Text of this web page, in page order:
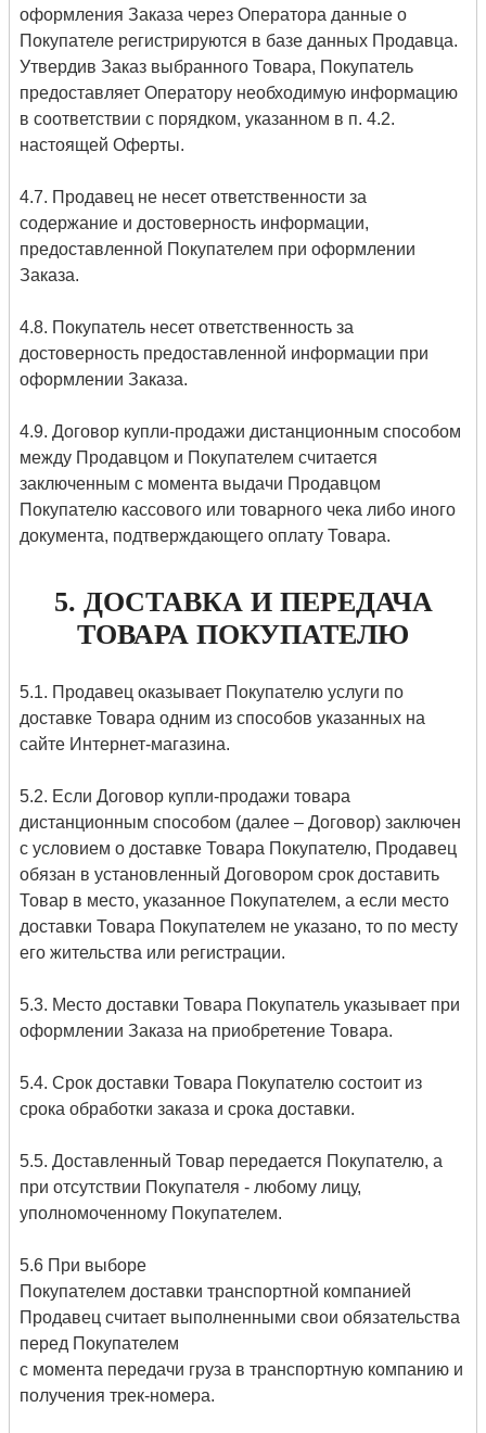
оформления Заказа через Оператора данные о
Покупателе регистрируются в базе данных Продавца.
Утвердив Заказ выбранного Товара, Покупатель
предоставляет Оператору необходимую информацию
в соответствии с порядком, указанном в п. 4.2.
настоящей Оферты.
4.7. Продавец не несет ответственности за
содержание и достоверность информации,
предоставленной Покупателем при оформлении
Заказа.
4.8. Покупатель несет ответственность за
достоверность предоставленной информации при
оформлении Заказа.
4.9. Договор купли-продажи дистанционным способом
между Продавцом и Покупателем считается
заключенным с момента выдачи Продавцом
Покупателю кассового или товарного чека либо иного
документа, подтверждающего оплату Товара.
5. ДОСТАВКА И ПЕРЕДАЧА
ТОВАРА ПОКУПАТЕЛЮ
5.1. Продавец оказывает Покупателю услуги по
доставке Товара одним из способов указанных на
сайте Интернет-магазина.
5.2. Если Договор купли-продажи товара
дистанционным способом (далее – Договор) заключен
с условием о доставке Товара Покупателю, Продавец
обязан в установленный Договором срок доставить
Товар в место, указанное Покупателем, а если место
доставки Товара Покупателем не указано, то по месту
его жительства или регистрации.
5.3. Место доставки Товара Покупатель указывает при
оформлении Заказа на приобретение Товара.
5.4. Срок доставки Товара Покупателю состоит из
срока обработки заказа и срока доставки.
5.5. Доставленный Товар передается Покупателю, а
при отсутствии Покупателя - любому лицу,
уполномоченному Покупателем.
5.6 При выборе
Покупателем доставки транспортной компанией
Продавец считает выполненными свои обязательства
перед Покупателем
с момента передачи груза в транспортную компанию и
получения трек-номера.